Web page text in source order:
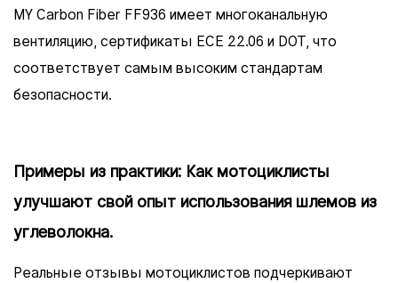
MY Carbon Fiber FF936 имеет многоканальную
вентиляцию, сертификаты ECE 22.06 и DOT, что
соответствует самым высоким стандартам
безопасности.
Примеры из практики: Как мотоциклисты
улучшают свой опыт использования шлемов из
углеволокна.
Реальные отзывы мотоциклистов подчеркивают